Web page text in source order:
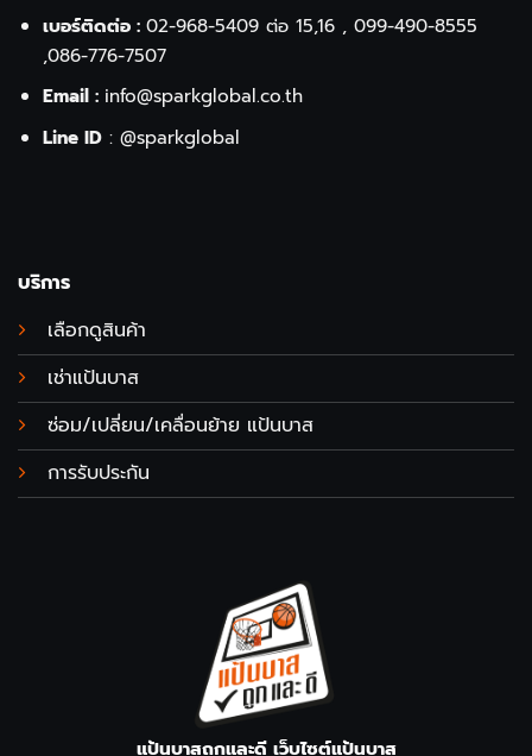
เบอร์ติดต่อ : 02-968-5409ต่อ 15,16 , 099-490-8555
,086-776-7507
Email : info@sparkglobal.co.th
Line ID: @sparkglobal
บริการ
เลือกดูสินค้า
เช่าแป้นบาส
ซ่อม/เปลี่ยน/เคลื่อนย้าย แป้นบาส
การรับประกัน
แป้นบาสถูกและดี เว็บไซต์แป้นบาส